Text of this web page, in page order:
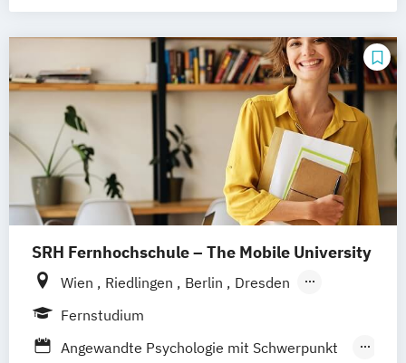
Online-Fernstudium Regensburg Stade
Stuttgart Köln
Offenbach bei Frankfurt am Main
Schwarzheide/Oberspreewald-Lausitz bei
Dresden
SRH Fernhochschule – The Mobile University
Wien Riedlingen Berlin
Dresden
Düsseldorf
Leipzig Mannheim Wertheim
Fernstudium
Angewandte Psychologie mit Schwerpunkt